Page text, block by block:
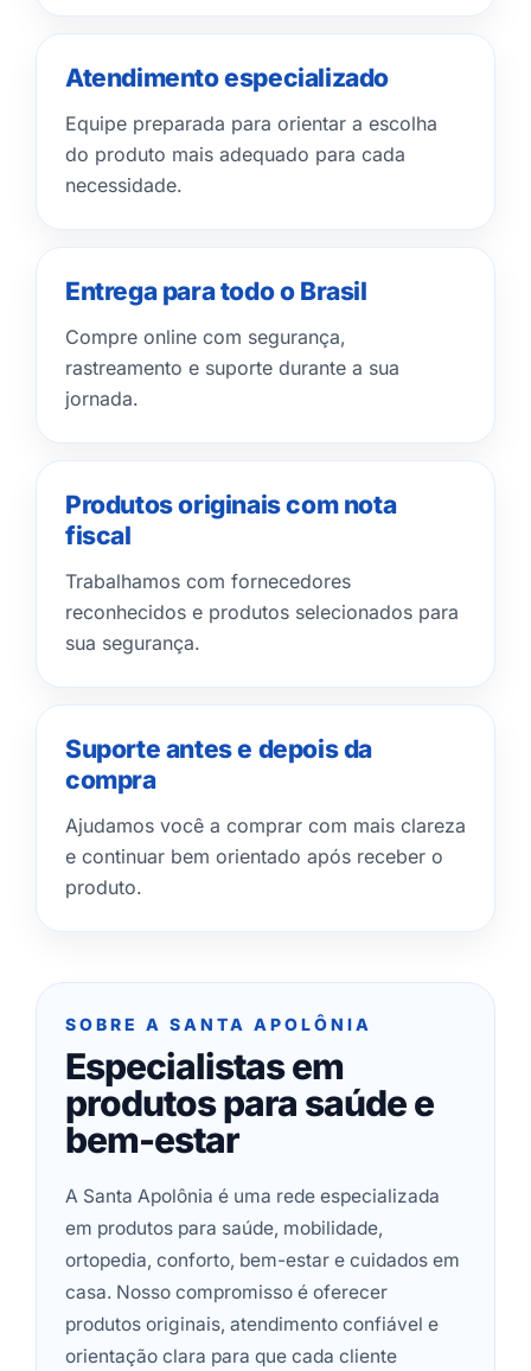
Atendimento especializado
Equipe preparada para orientar a escolha
do produto mais adequado para cada
necessidade.
Entrega para todo o Brasil
Compre online com segurança,
rastreamento e suporte durante a sua
jornada.
Produtos originais com nota
fiscal
Trabalhamos com fornecedores
reconhecidos e produtos selecionados para
sua segurança.
Suporte antes e depois da
compra
Ajudamos você a comprar com mais clareza
e continuar bem orientado após receber o
produto.
SOBRE A SANTA APOLÔNIA
Especialistas em
produtos para saúde e
bem-estar
A Santa Apolônia é uma rede especializada
em produtos para saúde, mobilidade,
ortopedia, conforto, bem-estar e cuidados em
casa. Nosso compromisso é oferecer
produtos originais, atendimento confiável e
orientação clara para que cada cliente